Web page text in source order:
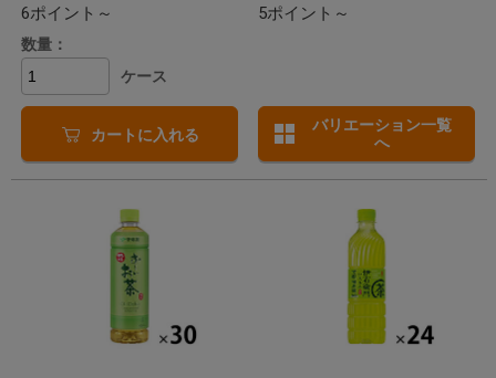
6ポイント～
数量：
ケース
カートに入れる
5ポイント～
バリエーション一覧
へ